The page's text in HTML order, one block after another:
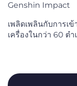
Genshin Impact
เพลิดเพลินกับการเข้
เครื่องในกว่า 60 ต